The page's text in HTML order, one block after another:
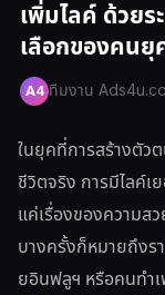
เพิ่มไลค์ ด้วย
เลือกของคนยุ
A4 ทีมงาน Ads4u.co
ในยุคที่การสร้างตัว
ชีวิตจริง การมีไลค์เ
แค่เรื่องของความส
บางครั้งก็หมายถึงร
ยอินฟลูฯ หรือคนทำ